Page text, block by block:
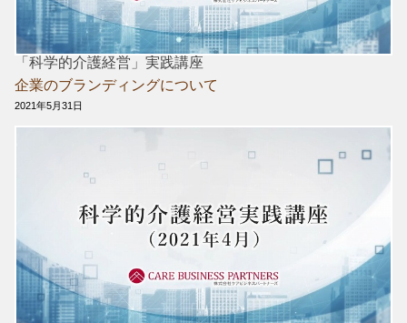
「科学的介護経営」実践講座
企業のブランディングについて
2021年5月31日